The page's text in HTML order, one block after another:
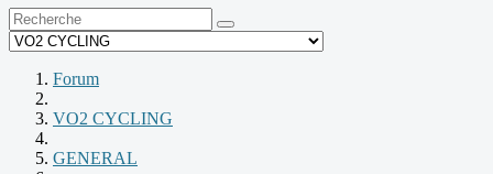
Forum
VO2 CYCLING
GENERAL